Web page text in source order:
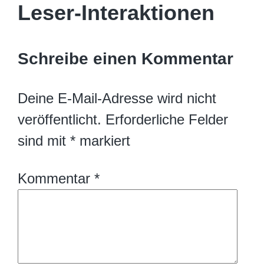
Leser-Interaktionen
Schreibe einen Kommentar
Deine E-Mail-Adresse wird nicht
veröffentlicht. Erforderliche Felder
sind mit * markiert
Kommentar *